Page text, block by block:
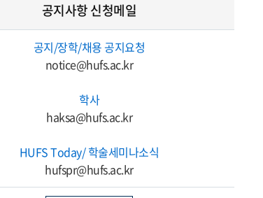
공지사항 신청메일
공지/장학/채용 공지요청
notice@hufs.ac.kr
학사
haksa@hufs.ac.kr
HUFS Today/ 학술세미나소식
hufspr@hufs.ac.kr